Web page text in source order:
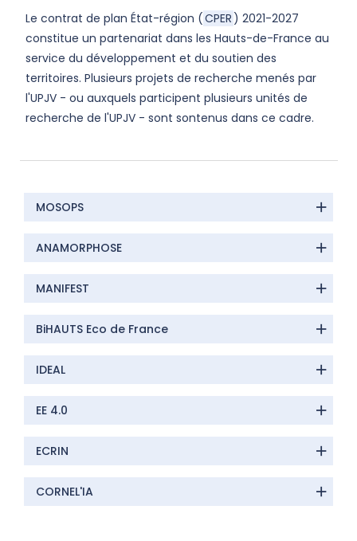
Le contrat de plan État-région (CPER ) 2021-2027
constitue un partenariat dans les Hauts-de-France au
service du développement et du soutien des
territoires. Plusieurs projets de recherche menés par
l'UPJV - ou auxquels participent plusieurs unités de
recherche de l'UPJV - sont sontenus dans ce cadre.
MOSOPS
ANAMORPHOSE
MANIFEST
BiHAUTS Eco de France
IDEAL
EE 4.0
ECRIN
CORNEL'IA